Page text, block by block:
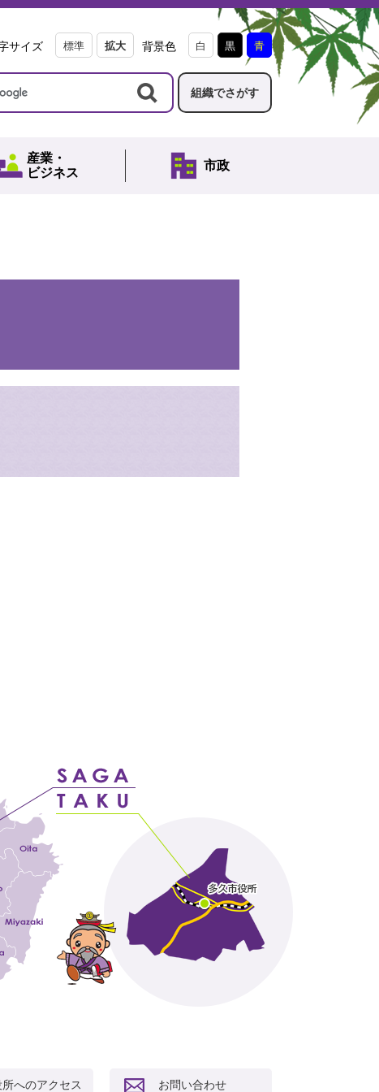
サイズ 標準 拡大 背景色 白 黒 青
組織でさがす
産業・
ビジネス
市政
へのアクセス お問い合わせ